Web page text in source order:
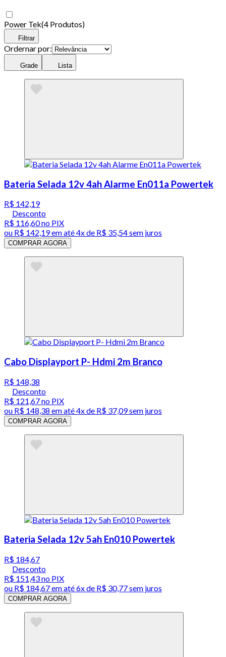
Power Tek(4 Produtos)
Filtrar
Ordernar por:
Grade Lista
Bateria Selada 12v 4ah Alarme En011a Powertek
R$ 142,19
Desconto
R$ 116,60no PIX
ou R$ 142,19em até4x de R$ 35,54 sem juros
COMPRAR AGORA
Cabo Displayport P- Hdmi 2m Branco
R$ 148,38
Desconto
R$ 121,67no PIX
ou R$ 148,38 em até4x de R$ 37,09 sem juros
COMPRAR AGORA
Bateria Selada 12v 5ah En010 Powertek
R$ 184,67
Desconto
R$ 151,43no PIX
ou R$ 184,67em até6x de R$ 30,77 sem juros
COMPRAR AGORA